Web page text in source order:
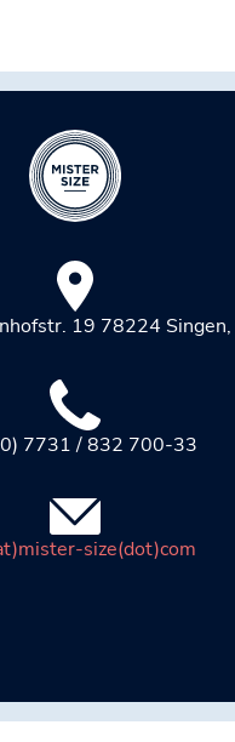
19 78224
7731 / 832 700-33
size(dot)com